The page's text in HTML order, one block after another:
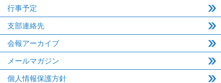
行事予定
支部連絡先
会報アーカイブ
メールマガジン
個人情報保護方針